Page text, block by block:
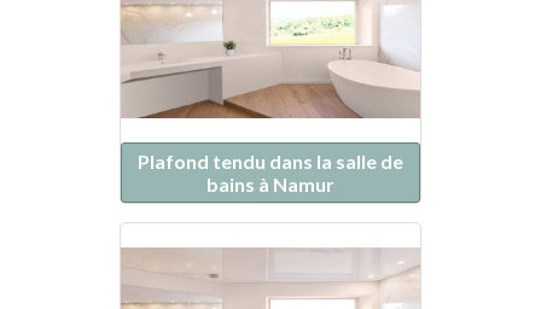
Plafond tendu dans la salle de
bains à Namur